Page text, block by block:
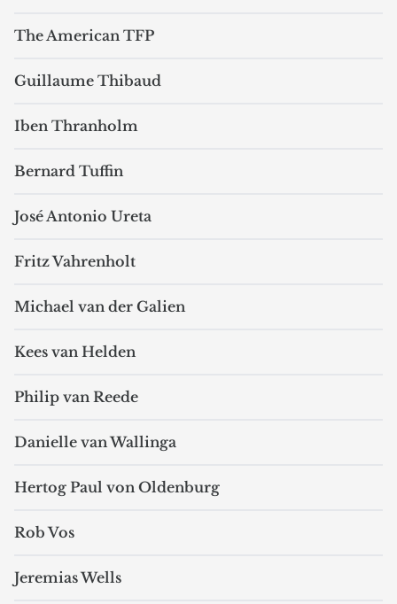
The American TFP
Guillaume Thibaud
Iben Thranholm
Bernard Tuffin
José Antonio Ureta
Fritz Vahrenholt
Michael van der Galien
Kees van Helden
Philip van Reede
Danielle van Wallinga
Hertog Paul von Oldenburg
Rob Vos
Jeremias Wells